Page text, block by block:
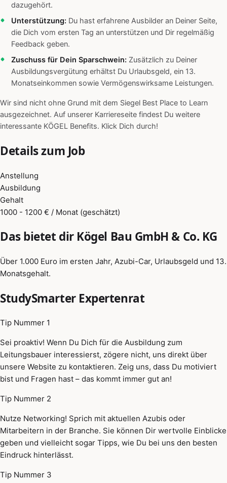
dazugehört.
Unterstützung: Du hast erfahrene Ausbilder an Deiner Seite,
die Dich vom ersten Tag an unterstützen und Dir regelmäßig
Feedback geben.
Zuschuss für Dein Sparschwein: Zusätzlich zu Deiner
Ausbildungsvergütung erhältst Du Urlaubsgeld, ein 13.
Monatseinkommen sowie Vermögenswirksame Leistungen.
Wir sind nicht ohne Grund mit dem Siegel Best Place to Learn
ausgezeichnet. Auf unserer Karriereseite findest Du weitere
interessante KÖGEL Benefits. Klick Dich durch!
Details zum Job
Anstellung
Ausbildung
Gehalt
1000 - 1200 € / Monat (geschätzt)
Das bietet dir Kögel Bau GmbH & Co. KG
Über 1.000 Euro im ersten Jahr, Azubi-Car, Urlaubsgeld und 13.
Monatsgehalt.
StudySmarter Expertenrat
Tip Nummer 1
Sei proaktiv! Wenn Du Dich für die Ausbildung zum
Leitungsbauer interessierst, zögere nicht, uns direkt über
unsere Website zu kontaktieren. Zeig uns, dass Du motiviert
bist und Fragen hast – das kommt immer gut an!
Tip Nummer 2
Nutze Networking! Sprich mit aktuellen Azubis oder
Mitarbeitern in der Branche. Sie können Dir wertvolle Einblicke
geben und vielleicht sogar Tipps, wie Du bei uns den besten
Eindruck hinterlässt.
Tip Nummer 3